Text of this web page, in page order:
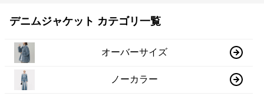
デニムジャケット カテゴリ一覧
オーバーサイズ
ノーカラー